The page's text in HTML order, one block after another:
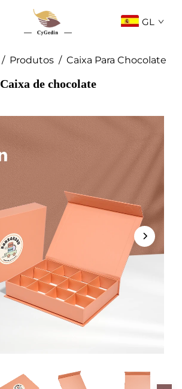
GL
/ Produtos / Caixa Para Chocolate
Caixa de chocolate